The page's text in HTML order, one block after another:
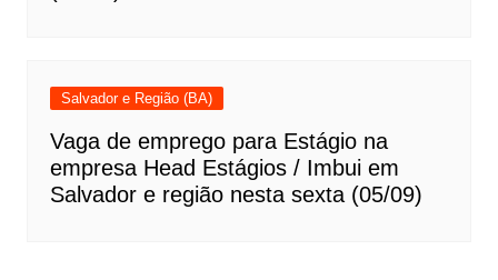
Salvador e Região (BA)
Vaga de emprego para Estágio na
empresa Head Estágios / Imbui em
Salvador e região nesta sexta (05/09)